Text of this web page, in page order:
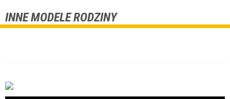
INNE MODELE RODZINY